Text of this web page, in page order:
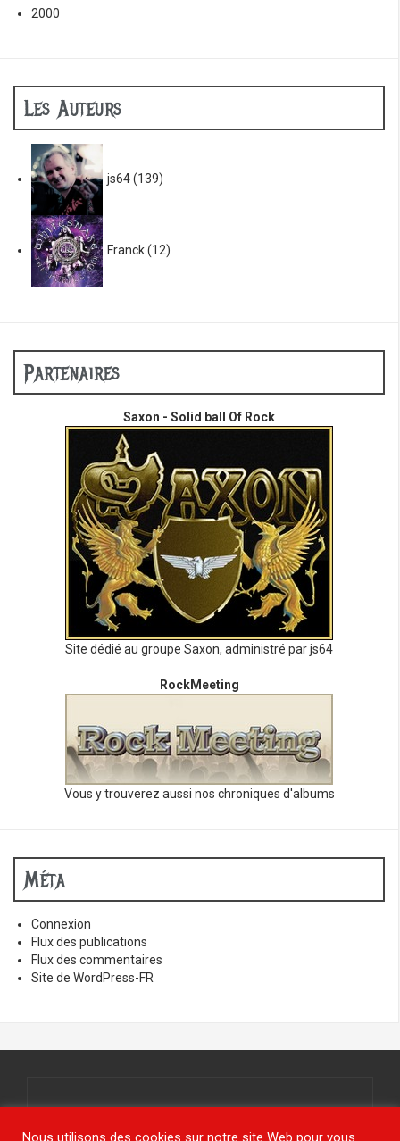
2000
Les Auteurs
js64(139)
Franck(12)
Partenaires
Saxon - Solid ball Of Rock
Site dédié au groupe Saxon, administré par js64
RockMeeting
Vous y trouverez aussi nos chroniques d'albums
Méta
Connexion
Flux des publications
Flux des commentaires
Site de WordPress-FR
© www.jy-étais.com 2021
Nous utilisons des cookies sur notre site Web pour vous